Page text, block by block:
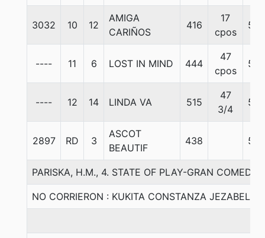
3032 10 12
AMIGA
CARIÑOS
416
17
cpos
55
---- 11 6 LOST IN MIND 444
47
cpos
55
---- 12 14 LINDA VA 515
47
3/4
55
2897 RD 3
ASCOT
BEAUTIF
438 55
PARISKA, H.M., 4. STATE OF PLAY-GRAN
NO CORRIERON : KUKITA CONSTANZA JEZABEL